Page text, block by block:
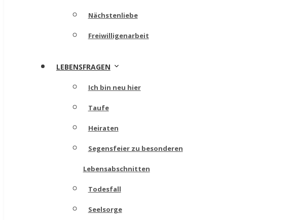
Nächstenliebe
Freiwilligenarbeit
LEBENSFRAGEN
Ich bin neu hier
Taufe
Heiraten
Segensfeier zu besonderen
Lebensabschnitten
Todesfall
Seelsorge